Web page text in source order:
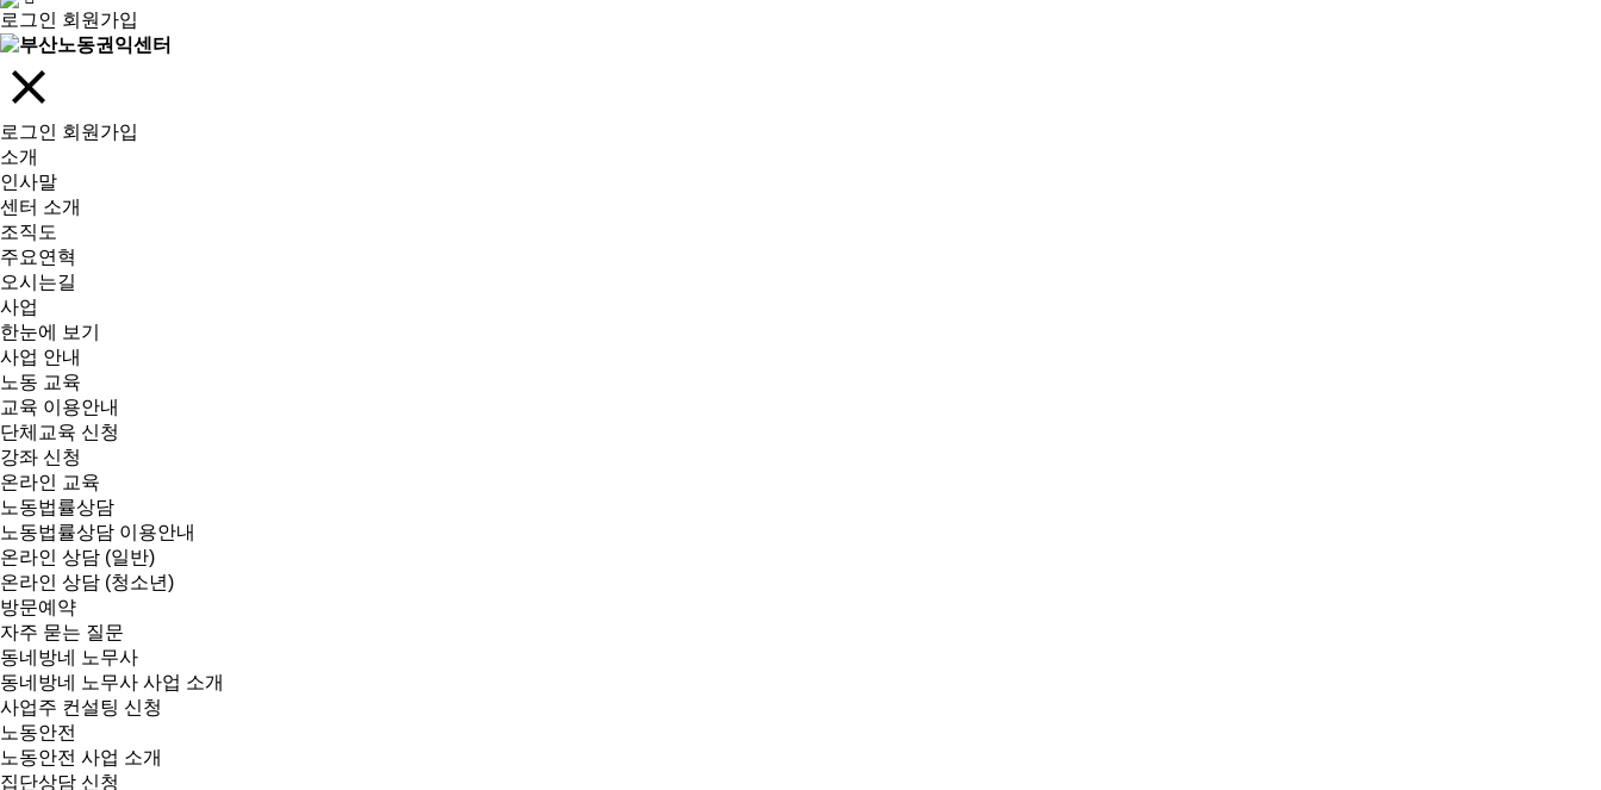
로그인 회원가입
로그인 회원가입
소개
인사말
센터 소개
조직도
주요연혁
오시는길
사업
한눈에 보기
사업 안내
노동 교육
교육 이용안내
단체교육 신청
강좌 신청
온라인 교육
노동법률상담
노동법률상담 이용안내
온라인 상담 (일반)
온라인 상담 (청소년)
방문예약
자주 묻는 질문
동네방네 노무사
동네방네 노무사 사업 소개
사업주 컨설팅 신청
노동안전
노동안전 사업 소개
집단상담 신청